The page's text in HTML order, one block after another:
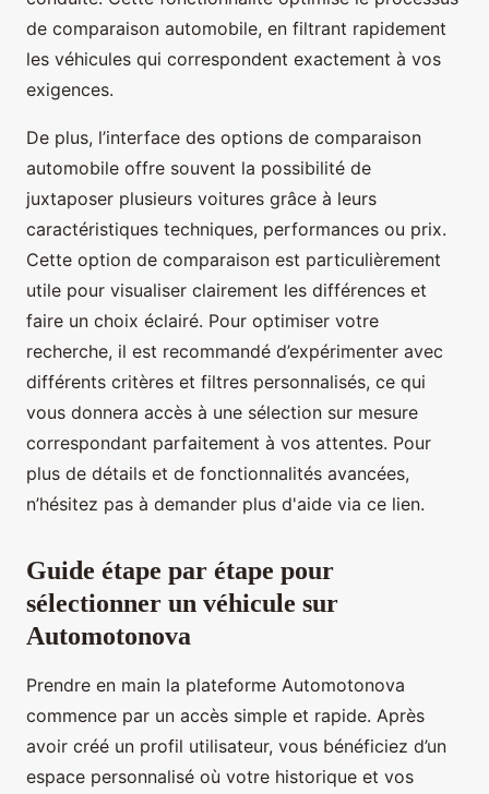
de comparaison automobile, en filtrant rapidement
les véhicules qui correspondent exactement à vos
exigences.
De plus, l’interface des options de comparaison
automobile offre souvent la possibilité de
juxtaposer plusieurs voitures grâce à leurs
caractéristiques techniques, performances ou prix.
Cette option de comparaison est particulièrement
utile pour visualiser clairement les différences et
faire un choix éclairé. Pour optimiser votre
recherche, il est recommandé d’expérimenter avec
différents critères et filtres personnalisés, ce qui
vous donnera accès à une sélection sur mesure
correspondant parfaitement à vos attentes. Pour
plus de détails et de fonctionnalités avancées,
n’hésitez pas à demander plus d'aide via ce lien.
Guide étape par étape pour
sélectionner un véhicule sur
Automotonova
Prendre en main la plateforme Automotonova
commence par un accès simple et rapide. Après
avoir créé un profil utilisateur, vous bénéficiez d’un
espace personnalisé où votre historique et vos